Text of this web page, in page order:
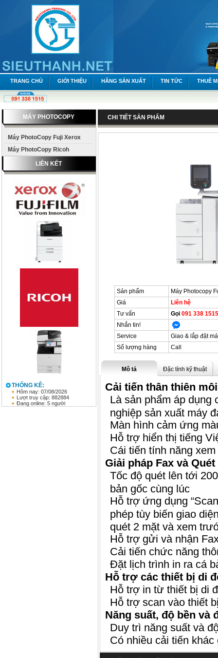
TRANG CHỦ GIỚI THIỆU HÃNG SẢN XUẤT TIN TỨC THUÊ
MÁY PHOTOCOPY
Máy PhotoCopy Fuji Xerox
Máy PhotoCopy Ricoh
LIÊN KẾT
THỐNG KÊ:
Hôm nay: 07/08/2026
Lượt truy cập: 882884
Đang online: 5 người
CHI TIẾT SẢN PHẨM
Sản phẩm
Máy Photocopy
Giá
Liên hệ
Tư vấn
Gọi091 338
Nhắn tin!
Service
Giao & lắp đặt
Số lượng hàng
Call
Mô tả Đặc tính kỹ thuật
Cải tiến thân thiên
Là sản phẩm áp dụng
nghiệp sản xuất máy
Màn hình cảm ứng
Hỗ trợ hiển thị tiếng
Cái tiến tính năng
Giải pháp Fax và
Tốc độ quét lên tới
bản gốc cùng lúc
Hỗ trợ ứng dụng
phép tùy biến giao
quét 2 mặt và xem
Hỗ trợ gửi và nhận
Cải tiến chức năng
Đặt lịch trình in ra cá
Hỗ trợ các thiết bị di
Hỗ trợ in từ thiết bị di
Hỗ trợ scan vào thiết
Năng suất, độ bền và
Duy trì năng suất và
Có nhiều cải tiến